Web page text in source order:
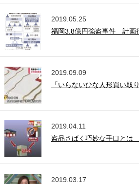
2019.05.25
福岡3.8億円強盗事件 計画
2019.09.09
「いらないひな人形買い取
2019.04.11
盗品さばく巧妙な手口とは
2019.03.17